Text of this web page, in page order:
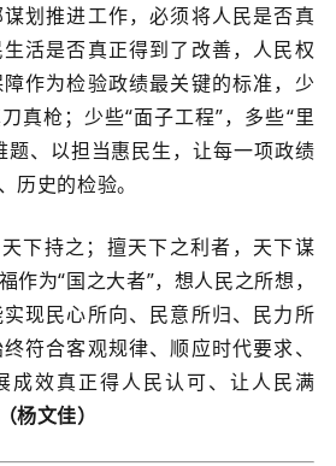
划推进工作，必须将人民是否真
活是否真正得到了改善，人民权
作为检验政绩最关键的标准，少
真枪；少些“面子工程”，多些“里
题、以担当惠民生，让每一项政绩
历史的检验。
下持之；擅天下之利者，天下谋
作为“国之大者”，想人民之所想，
现民心所向、民意所归、民力所
符合客观规律、顺应时代要求、
成效真正得人民认可、让人民满
（杨文佳）